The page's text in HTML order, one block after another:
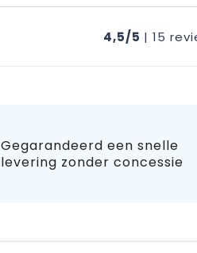
4,5/5 | 15
Gegarandeerd een snelle
levering zonder concessie